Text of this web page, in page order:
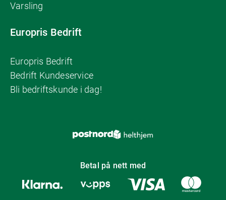
Varsling
Europris Bedrift
Europris Bedrift
Bedrift Kundeservice
Bli bedriftskunde i dag!
Betal på nett med